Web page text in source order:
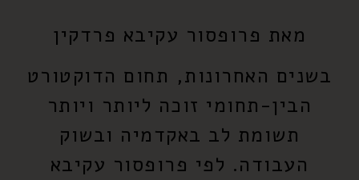
מאת פרופסור עקיבא פרדקין
בשנים האחרונות, תחום הדוקטורט
הבין-תחומי זוכה ליותר ויותר
תשומת לב באקדמיה ובשוק
העבודה. לפי פרופסור עקיבא